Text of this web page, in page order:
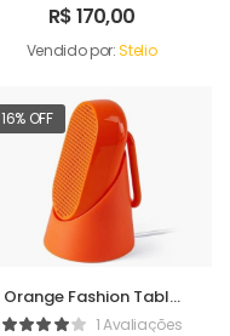
R$170,00
Vendido por:Stelio
16% OFF
Orange Fashion Table
Sound Maker
1 Avaliações